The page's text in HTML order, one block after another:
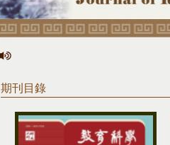
期刊目錄